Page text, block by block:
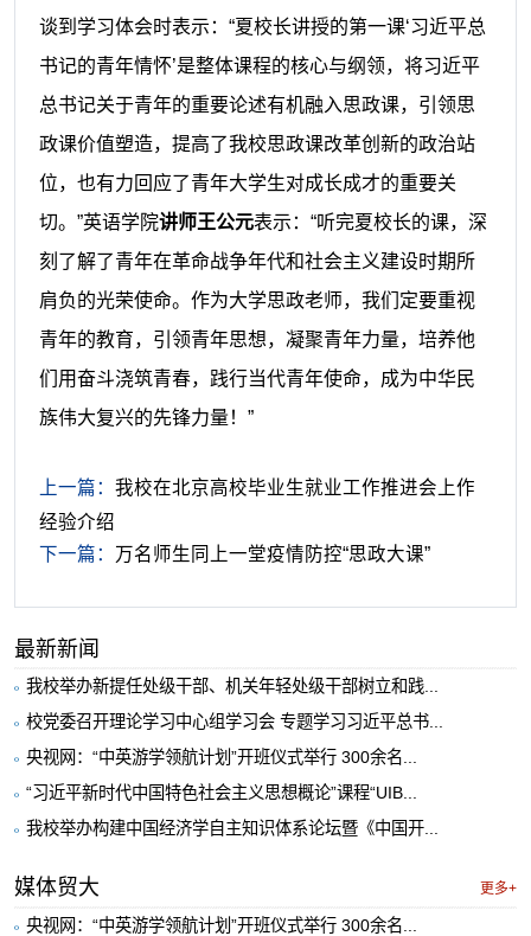
谈到学习体会时表示： “夏校长讲授的第一课‘习近平总
书记的青年情怀’是整体课程的核心与纲领，将习近平
总书记关于青年的重要论述有机融入思政课，引领思
政课价值塑造，提高了我校思政课改革创新的政治站
位，也有力回应了青年大学生对成长成才的重要关
切。”英语学院讲师王公元表示： “听完夏校长的课，深
刻了解了青年在革命战争年代和社会主义建设时期所
肩负的光荣使命。作为大学思政老师，我们定要重视
青年的教育，引领青年思想，凝聚青年力量，培养他
们用奋斗浇筑青春，践行当代青年使命，成为中华民
族伟大复兴的先锋力量！”
上一篇： 我校在北京高校毕业生就业工作推进会上作
经验介绍
下一篇： 万名师生同上一堂疫情防控“思政大课”
最新新闻
我校举办新提任处级干部、机关年轻处级干部树立和践...
校党委召开理论学习中心组学习会 专题学习习近平总书...
央视网：“中英游学领航计划”开班仪式举行 300余名...
“习近平新时代中国特色社会主义思想概论”课程“UIB...
我校举办构建中国经济学自主知识体系论坛暨《中国开...
媒体贸大 更多+
央视网：“中英游学领航计划”开班仪式举行 300余名...